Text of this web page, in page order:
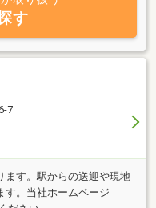
す
7
ます。駅からの送迎や現地
す。当社ホームページ